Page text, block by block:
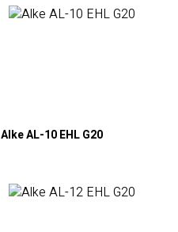
Alke AL-10 EHL G20